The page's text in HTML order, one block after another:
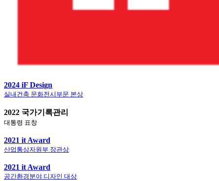
2024 iF Design
실내건축 문화전시부문 본상
2022 국가기록관리
대통령 표창
2021 it Award
산업통상자원부 장관상
2021 it Award
공간환경분야 디자인 대상